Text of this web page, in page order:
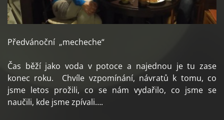
Předvánoční „mecheche“
Čas běží jako voda v potoce a najednou je tu zase
konec roku. Chvíle vzpomínání, návratů k tomu, co
jsme letos prožili, co se nám vydařilo, co jsme se
naučili, kde jsme zpívali….